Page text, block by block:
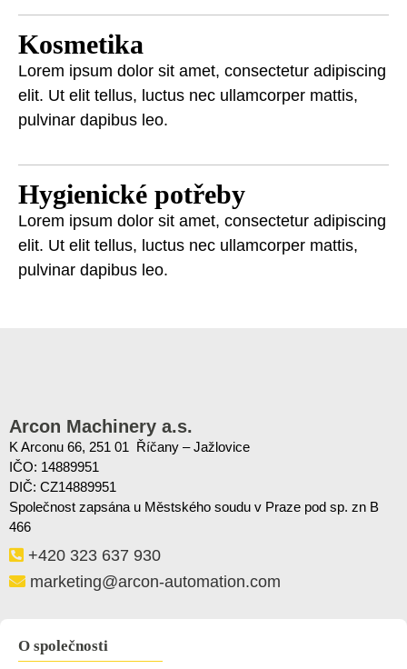
Kosmetika
Lorem ipsum dolor sit amet, consectetur adipiscing
elit. Ut elit tellus, luctus nec ullamcorper mattis,
pulvinar dapibus leo.
Hygienické potřeby
Lorem ipsum dolor sit amet, consectetur adipiscing
elit. Ut elit tellus, luctus nec ullamcorper mattis,
pulvinar dapibus leo.
Arcon Machinery a.s.
K Arconu 66, 251 01 Říčany – Jažlovice
IČO: 14889951
DIČ: CZ14889951
Společnost zapsána u Městského soudu v Praze pod sp. zn B
466
+420 323 637 930
marketing@arcon-automation.com
O společnosti